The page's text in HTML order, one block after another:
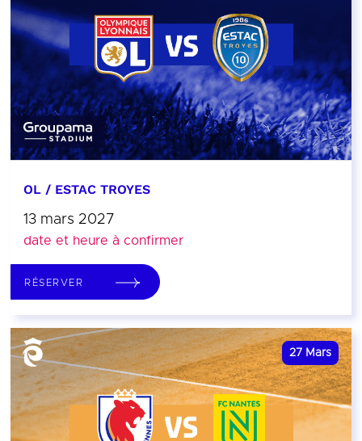
OL / ESTAC TROYES
13 mars 2027
date et heure à confirmer
RÉSERVER
27 Mars